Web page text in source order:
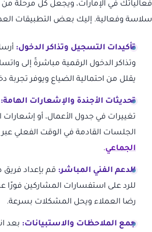
فعالياتك في الإمارات، ويجعل كل مرحلة من
سلاسة وفعالية. إليك بعض التطبيقات
تأكيدات التسجيل وتذاكر الدخول:
وتذاكر الدخول الرقمية مباشرةً إلى
يقلل من احتمالية الضياع ويوفر
تحديثات الأجندة والإشعارات الهامة:
تغييرات في جدول الأعمال، أو إشعارات
الجلسات القادمة في الوقت الفعلي
الجماعي.
الدعم الفني المباشر: قم بإعداد فريق
للرد على استفسارات المشاركين فورًا
رضا العملاء ويحل المشكلات بسرعة.
جمع الملاحظات والاستبيانات: بعد